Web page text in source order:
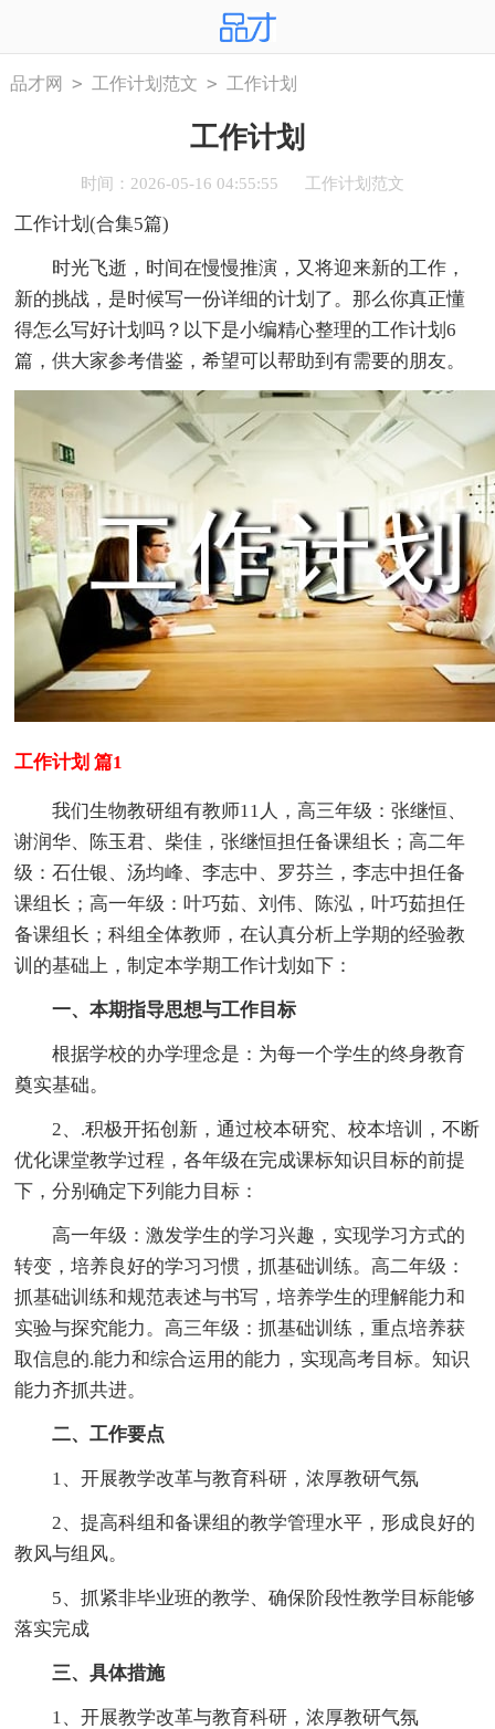
品才网 > 工作计划范文 > 工作计划
工作计划
时间：2026-05-16 04:55:55 工作计划范文
工作计划(合集5篇)
时光飞逝，时间在慢慢推演，又将迎来新的工作，
新的挑战，是时候写一份详细的计划了。那么你真正懂
得怎么写好计划吗？以下是小编精心整理的工作计划6
篇，供大家参考借鉴，希望可以帮助到有需要的朋友。
工作计划 篇1
我们生物教研组有教师11人，高三年级：张继恒、
谢润华、陈玉君、柴佳，张继恒担任备课组长；高二年
级：石仕银、汤均峰、李志中、罗芬兰，李志中担任备
课组长；高一年级：叶巧茹、刘伟、陈泓，叶巧茹担任
备课组长；科组全体教师，在认真分析上学期的经验教
训的基础上，制定本学期工作计划如下：
一、本期指导思想与工作目标
根据学校的办学理念是：为每一个学生的终身教育
奠实基础。
2、.积极开拓创新，通过校本研究、校本培训，不断
优化课堂教学过程，各年级在完成课标知识目标的前提
下，分别确定下列能力目标：
高一年级：激发学生的学习兴趣，实现学习方式的
转变，培养良好的学习习惯，抓基础训练。高二年级：
抓基础训练和规范表述与书写，培养学生的理解能力和
实验与探究能力。高三年级：抓基础训练，重点培养获
取信息的.能力和综合运用的能力，实现高考目标。知识
能力齐抓共进。
二、工作要点
1、开展教学改革与教育科研，浓厚教研气氛
2、提高科组和备课组的教学管理水平，形成良好的
教风与组风。
5、抓紧非毕业班的教学、确保阶段性教学目标能够
落实完成
三、具体措施
1、开展教学改革与教育科研，浓厚教研气氛